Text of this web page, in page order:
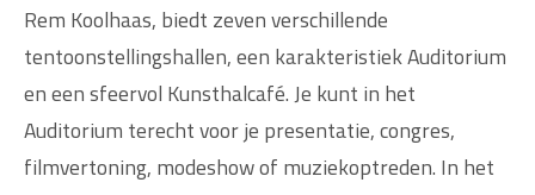
Rem Koolhaas, biedt zeven verschillende
tentoonstellingshallen, een karakteristiek Auditorium
en een sfeervol Kunsthalcafé. Je kunt in het
Auditorium terecht voor je presentatie, congres,
filmvertoning, modeshow of muziekoptreden. In het